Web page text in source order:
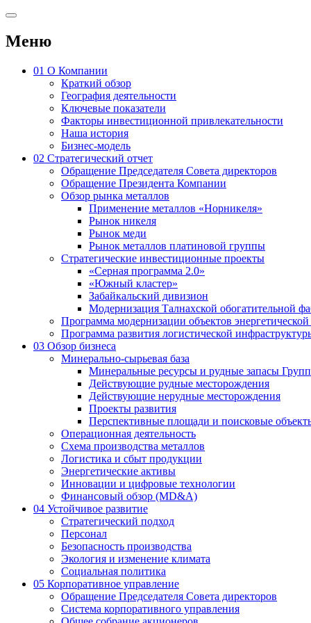
Меню
01 О Компании
Краткий обзор
География деятельности
Ключевые показатели
Факторы инвестиционной привлекательности
Наша история
Бизнес-модель
02 Стратегический отчет
Обращение Председателя Совета директоров
Обращение Президента Компании
Обзор рынка металлов
Применение металлов «Норникеля»
Рынок никеля
Рынок меди
Рынок металлов платиновой группы
Стратегические инвестиционные проекты
«Серная программа 2.0»
«Южный кластер»
Забайкальский дивизион
Модернизация Талнахской обогатительной
Программа модернизации объектов
Программа развития логистической
03 Обзор бизнеса
Минерально-сырьевая база
Минеральные ресурсы и рудные запасы
Действующие рудные месторождения
Действующие нерудные месторождения
Проекты развития
Перспективные площади и поисковые
Операционная деятельность
Схема производства металлов
Логистика и сбыт продукции
Энергетические активы
Инновации и цифровые технологии
Финансовый обзор (MD&A)
04 Устойчивое развитие
Стратегический подход
Персонал
Безопасность производства
Экология и изменение климата
Социальная политика
05 Корпоративное управление
Обращение Председателя Совета директоров
Система корпоративного управления